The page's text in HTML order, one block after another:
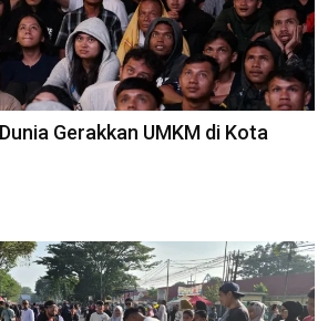
Gerakkan UMKM di Kota